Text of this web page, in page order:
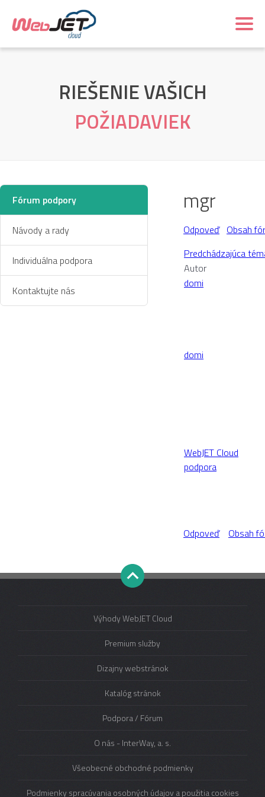
RIEŠENIE VAŠICH
POŽIADAVIEK
mgr
Odpoveď Obsah
Predchádzajúca
Autor
domi
domi
WebJET Cloud
podpora
Odpoveď Obsah
Fórum podpory
Návody a rady
Individuálna podpora
Kontaktujte nás
Výhody WebJET Cloud
Premium služby
Dizajny webstránok
Katalóg stránok
Podpora / Fórum
O nás - InterWay, a. s.
Všeobecné obchodné podmienky
Podmienky spracúvania osobných údajov a použitia cookies